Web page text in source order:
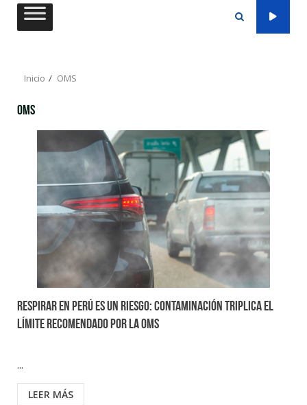
Saltar
Inicio OMS
OMS
Respirar en Perú es un riesgo: Contaminación triplica el
límite recomendado por la OMS
...
LEER MÁS